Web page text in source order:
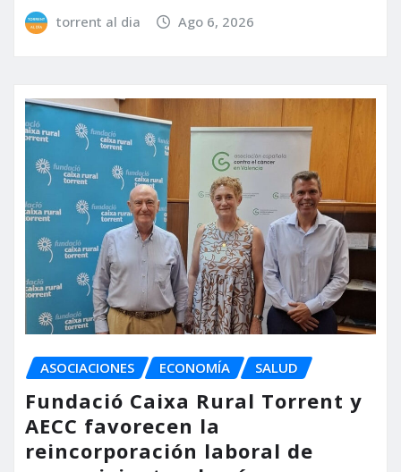
torrent al dia Ago 6, 2026
ASOCIACIONES ECONOMÍA SALUD
Fundació Caixa Rural Torrent y
AECC favorecen la
reincorporación laboral de